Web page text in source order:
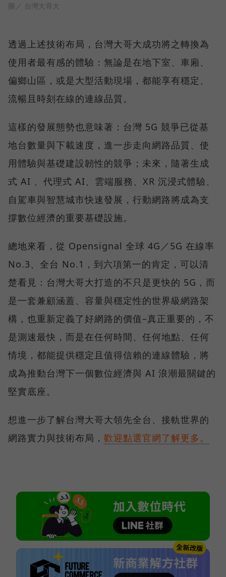
圖／ 台灣大哥大
透過上述技術布局，台灣大哥大成功將之轉換為
使用者最有感的體驗：無論是在地下室、車廂、
偏鄉山區，或是大型活動現場，都能享有穩定、
流暢且時刻在線的連線品質。
這樣的發展態勢也意味著：台灣 5G 競爭已從基
地台數量與下載速度，進一步走向網路品質、使
用體驗與基礎建設韌性的競爭；未來，隨著生成
式 AI 、代理式 AI、雲端服務、XR 沉浸式體驗、
自駕車與智慧城市快速發展，行動網路將成為支
撐數位經濟的重要基礎設施。
總地來看，從 Opensignal 全球 4G／5G 在線率
No.3、全台 No.1，到六項第一的肯定，可以清
楚看見：台灣大哥大打造的不只是更快的 5G，而
是一套兼顧涵蓋、容量與穩定性的世界級網路架
構，也重新定義了好網路的價值–真正重要的，不
是測速最快，而是在任何時間、任何地點、任何
情境，都能提供穩定且值得信賴的連線體驗，將
成為推動台灣下一個數位經濟與 AI 浪潮最關鍵的
堅實底座。
想進一步了解台灣大哥大領先全台、接軌世界的
網路實力與技術布局， 歡迎點選官網了解更多。